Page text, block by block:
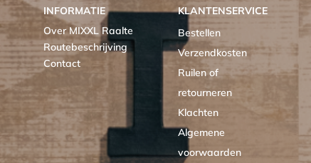
INFORMATIE
Over MIXXL Raalte
Routebeschrijving
Contact
KLANTENSERVICE
Bestellen
Verzendkosten
Ruilen of
retourneren
Klachten
Algemene
voorwaarden